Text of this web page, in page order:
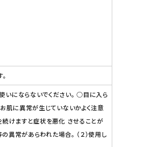
いにならないでください。 ○目に入ら
肌に異常が生じていないかよく注意
続けますと症状を悪化 させることが
異常があらわれた場合。 （２）使用し